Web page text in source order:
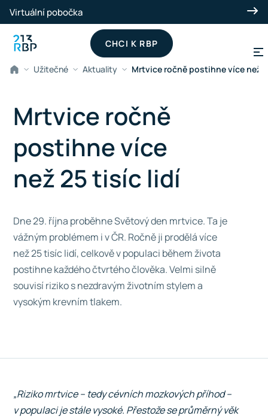
Přeskočit na hlavní obsah
Virtuální pobočka
CHCI K RBP
Užitečné Aktuality Mrtvice ročně postihne více než
Mrtvice ročně
postihne více
než 25 tisíc lidí
Dne 29. října proběhne Světový den mrtvice. Ta je
vážným problémem i v ČR. Ročně ji prodělá více
než 25 tisíc lidí, celkově v populaci během života
postihne každého čtvrtého člověka. Velmi silně
souvisí riziko s nezdravým životním stylem a
vysokým krevním tlakem.
„Riziko mrtvice – tedy cévních mozkových příhod –
v populaci je stále vysoké. Přestože se průměrný věk